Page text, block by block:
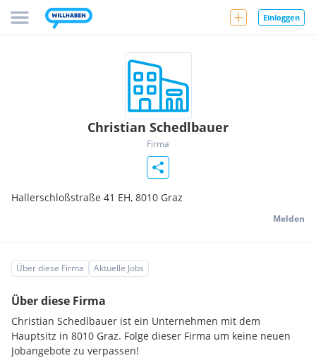
Einloggen
Christian Schedlbauer
Firma
Hallerschloßstraße 41 EH, 8010 Graz
Melden
Über diese Firma Aktuelle Jobs
Über diese Firma
Christian Schedlbauer ist ein Unternehmen mit dem
Hauptsitz in 8010 Graz. Folge dieser Firma um keine neuen
Jobangebote zu verpassen!